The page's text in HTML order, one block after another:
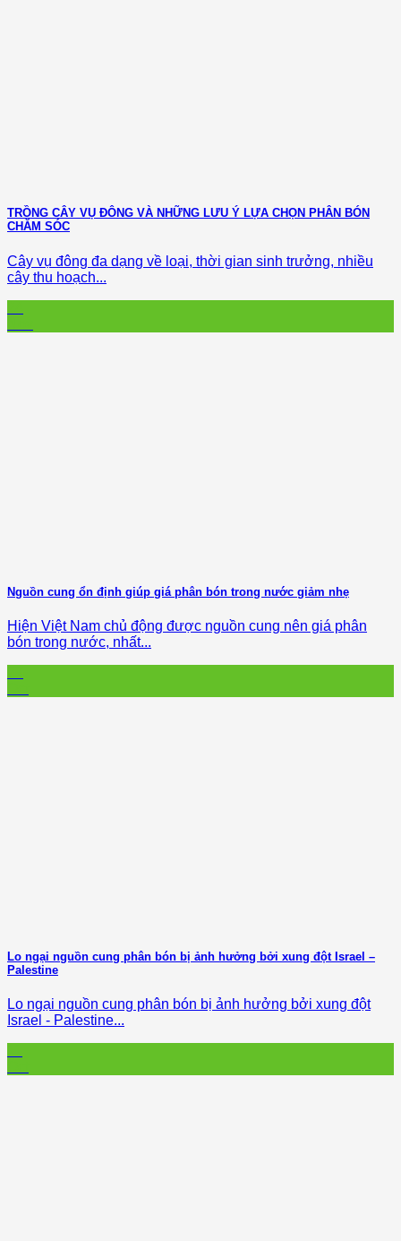
TRỒNG CÂY VỤ ĐÔNG VÀ NHỮNG LƯU Ý LỰA CHỌN PHÂN BÓN
CHĂM SÓC
Cây vụ đông đa dạng về loại, thời gian sinh trưởng, nhiều
cây thu hoạch...
Nguồn cung ổn định giúp giá phân bón trong nước giảm nhẹ
Hiện Việt Nam chủ động được nguồn cung nên giá phân
bón trong nước, nhất...
Lo ngại nguồn cung phân bón bị ảnh hưởng bởi xung đột Israel –
Palestine
Lo ngại nguồn cung phân bón bị ảnh hưởng bởi xung đột
Israel - Palestine...